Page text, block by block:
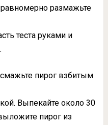
размажьте
теста руками и
пирог взбитым
Выпекайте около 30
пирог из